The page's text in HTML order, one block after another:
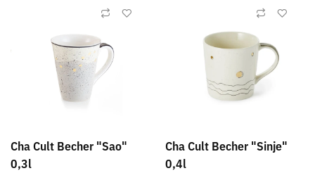
Cha Cult Becher "Sao"
0,3l
Cha Cult Becher "Sinje"
0,4l